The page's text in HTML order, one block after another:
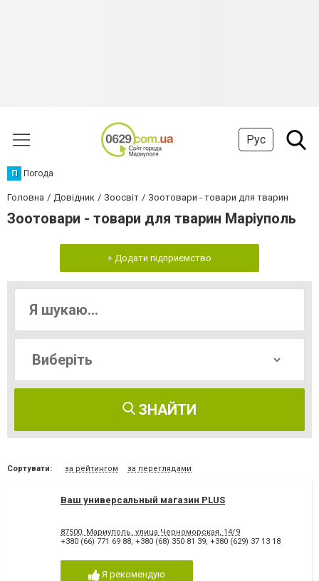
Рус
П Погода
Головна Довідник Зоосвіт Зоотовари - товари для тварин
Зоотовари - товари для тварин Маріуполь
+ Додати підприємство
ЗНАЙТИ
Сортувати: за рейтингом за переглядами
Ваш универсальный магазин PLUS
87500, Мариуполь, улица Черноморская, 14/9
+380 (66) 771 69 88, +380 (68) 350 81 39, +380 (629) 37 13 18
Я рекомендую